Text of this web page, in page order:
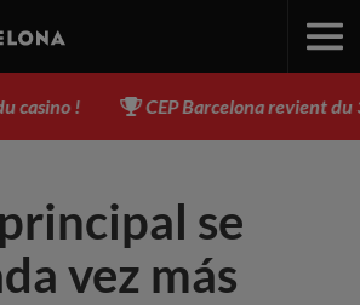
! CEP Barcelona revient du 3
se
vez más